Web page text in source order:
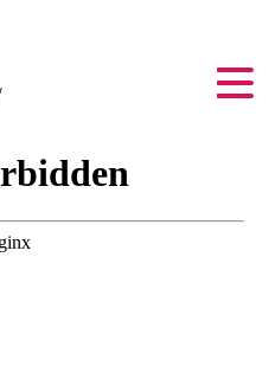
Gemeinnützige
Beschäftigungsförderung
Duisburg